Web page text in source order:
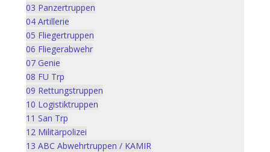
03 Panzertruppen
04 Artillerie
05 Fliegertruppen
06 Fliegerabwehr
07 Genie
08 FU Trp
09 Rettungstruppen
10 Logistiktruppen
11 San Trp
12 Militärpolizei
13 ABC Abwehrtruppen / KAMIR